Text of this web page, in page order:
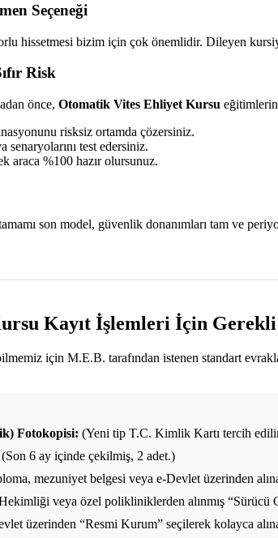
Seçeneği
hissetmesi bizim için çok önemlidir. Dileyen
Risk
önce, Otomatik Vites Ehliyet Kursu
risksiz ortamda çözersiniz.
senaryolarını test edersiniz.
araca %100 hazır olursunuz.
son model, güvenlik donanımları tam ve
Kayıt İşlemleri İçin
için M.E.B. tarafından istenen standart
Fotokopisi: (Yeni tip T.C. Kimlik Kartı tercih
(Son 6 ay içinde çekilmiş, 2 adet.)
mezuniyet belgesi veya e-Devlet üzerinden
veya özel polikliniklerden alınmış “Sürücü
üzerinden “Resmi Kurum” seçilerek kolayca